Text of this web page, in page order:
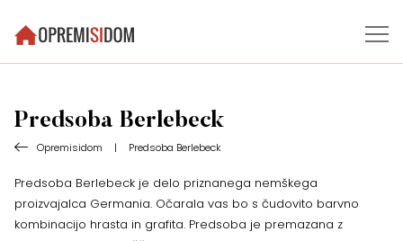
Predsoba Berlebeck
Opremisidom | Predsoba Berlebeck
Predsoba Berlebeck je delo priznanega nemškega
proizvajalca Germania. Očarala vas bo s čudovito barvno
kombinacijo hrasta in grafita. Predsoba je premazana z